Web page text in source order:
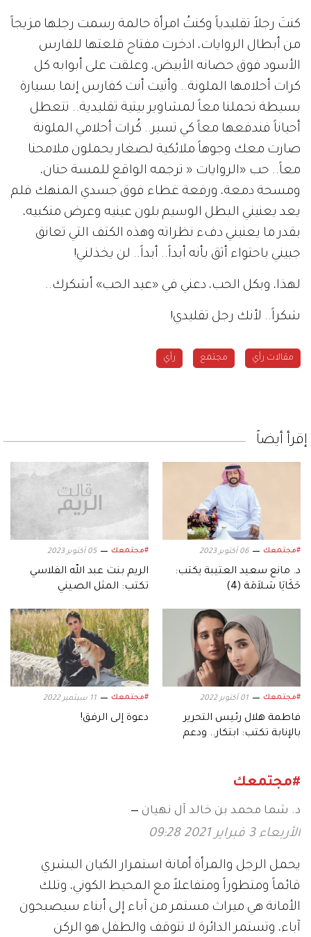
كنتَ رجلاً تقليدياً وكنتُ امرأة حالمة رسمت رجلها مزيجاً
من أبطال الروايات، ادخرت مفتاح قلعتها للفارس
الأسود فوق حصانه الأبيض، وعلقت على أبوابه كل
كرات أحلامها الملونة.. وأتيت أنت كفارس إنما بسيارة
بسيطة تحملنا معاً لمشاوير بيتية تقليدية.. تتعطل
أحياناً فندفعها معاً كي تسير.. كُرات أحلامي الملونة
صارت معك وجوهاً ملائكية لصغار يحملون ملامحنا
معاً.. حب «الروايات « ترجمه الواقع للمسة حنان،
ومسحة دمعة، ورفعة غطاء فوق جسدي المنهك فلم
يعد يعنيني البطل الوسيم بلون عينيه وعرض منكبيه،
بقدر ما يعنيني دفء نظراته وهذه الكتف التي تعانق
جبيني باحتواء أثق بأنه أبداً.. أبداً.. لن يخذلني!
لهذا، وبكل الحب، دعني في «عيد الحب» أشكرك..
شكراً.. لأنك رجل تقليدي!
مقالات رأي مجتمع رأي
إقرأ أيضاً
#مجتمعك 06 أكتوبر 2023
د. مانع سعيد العتيبة يكتب:
حَكَايَا سَـلاَمَة (4)
#مجتمعك 05 أكتوبر 2023
الريم بنت عبد الله الفلاسي
تكتب: المثل الصيني
#مجتمعك 01 أكتوبر 2022
فاطمة هلال رئيس التحرير
بالإنابة تكتب: ابتكار.. ودعم
#مجتمعك 11 سبتمبر 2022
دعوة إلى الرفق!
#مجتمعك
د. شما محمد بن خالد آل نهيان
الأربعاء 3 فبراير 2021 09:28
يحمل الرجل والمرأة أمانة استمرار الكيان البشري
قائماً ومتطوراً ومتفاعلاً مع المحيط الكوني، وتلك
الأمانة هي ميراث مستمر من آباء إلى أبناء سيصبحون
آباء، وتستمر الدائرة لا تتوقف والطفل هو الركن